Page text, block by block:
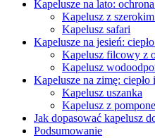
Kapelusze na lato:
Kapelusz z
Kapelusz safari
Kapelusze na jesień:
Kapelusz filcowy z
Kapelusz
Kapelusze na zimę:
Kapelusz uszanka
Kapelusz z
Jak dopasować kapelusz
Podsumowanie